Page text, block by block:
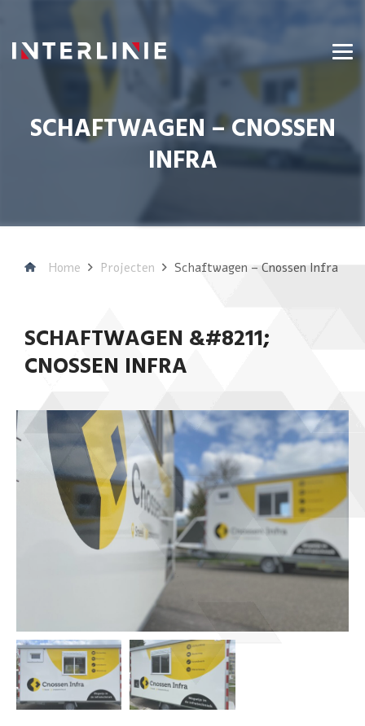
SCHAFTWAGEN – CNOSSEN
INFRA
Home Projecten Schaftwagen – Cnossen Infra
SCHAFTWAGEN &#8211;
CNOSSEN INFRA